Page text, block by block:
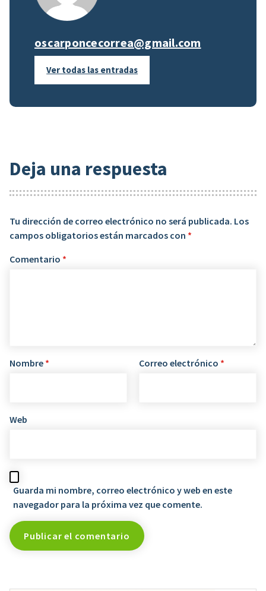
oscarponcecorrea@gmail.com
Ver todas las entradas
Deja una respuesta
Tu dirección de correo electrónico no será publicada. Los
campos obligatorios están marcados con *
Comentario *
Nombre * Correo electrónico *
Web
Guarda mi nombre, correo electrónico y web en este
navegador para la próxima vez que comente.